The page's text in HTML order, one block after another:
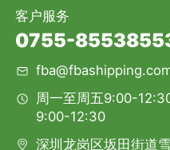
客户服务
0755-
周一至周五9:00-
9:00-12:30
深圳龙岗区坂田街道